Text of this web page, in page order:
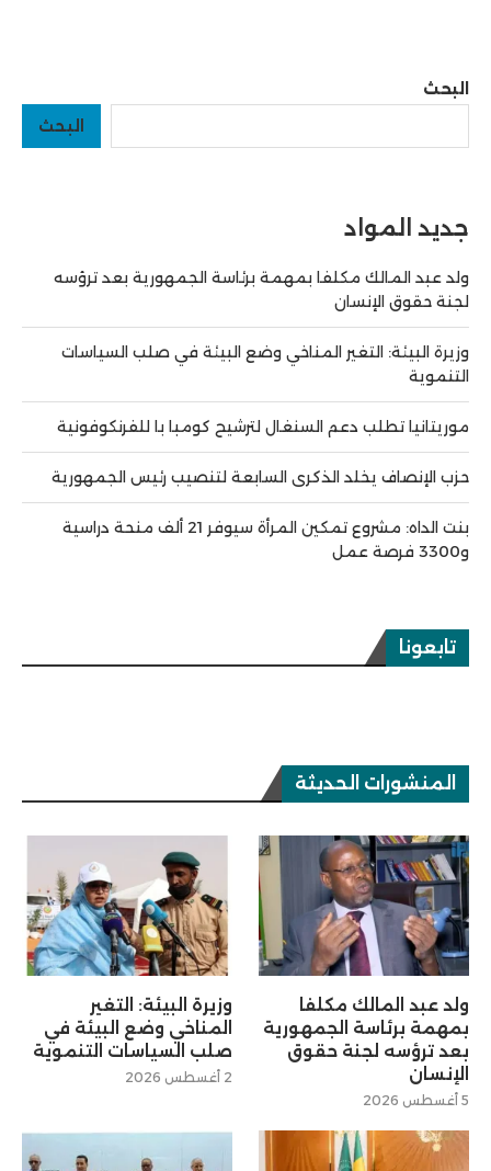
البحث
البحث
جديد المواد
ولد عبد المالك مكلفا بمهمة برئاسة الجمهورية بعد ترؤسه
لجنة حقوق الإنسان
وزيرة البيئة: التغير المناخي وضع البيئة في صلب السياسات
التنموية
موريتانيا تطلب دعم السنغال لترشيح كومبا با للفرنكوفونية
حزب الإنصاف يخلد الذكرى السابعة لتنصيب رئيس الجمهورية
بنت الداه: مشروع تمكين المرأة سيوفر 21 ألف منحة دراسية
و3300 فرصة عمل
تابعونا
المنشورات الحديثة
ولد عبد المالك مكلفا
بمهمة برئاسة الجمهورية
بعد ترؤسه لجنة حقوق
الإنسان
5 أغسطس 2026
وزيرة البيئة: التغير
المناخي وضع البيئة في
صلب السياسات التنموية
2 أغسطس 2026